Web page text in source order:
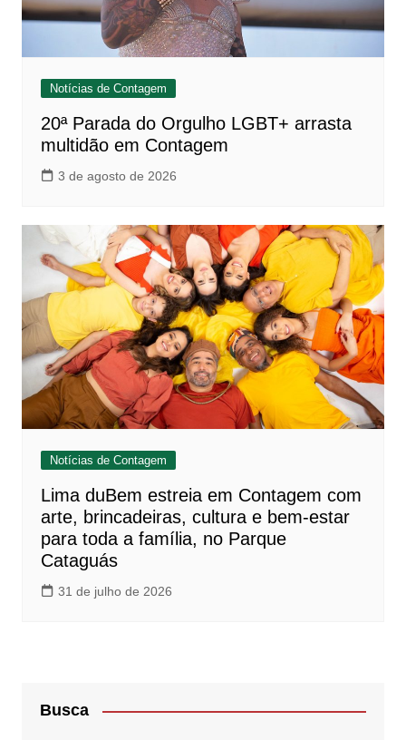
Notícias de Contagem
20ª Parada do Orgulho LGBT+ arrasta
multidão em Contagem
3 de agosto de 2026
Notícias de Contagem
Lima duBem estreia em Contagem com
arte, brincadeiras, cultura e bem-estar
para toda a família, no Parque
Cataguás
31 de julho de 2026
Busca